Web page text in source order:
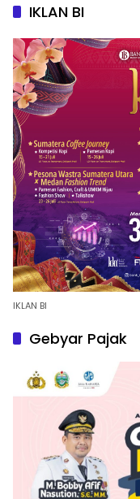
IKLAN BI
IKLAN BI
Gebyar Pajak